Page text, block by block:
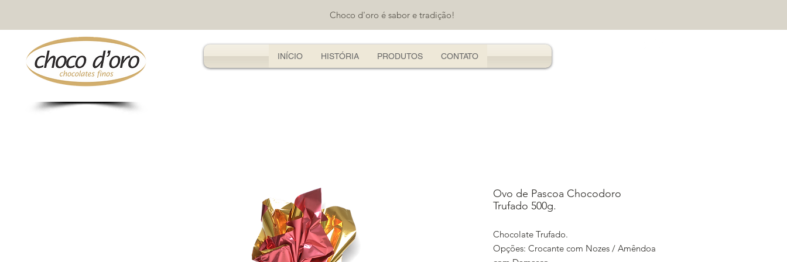
Choco d'oro é sabor e tradição!
INÍCIO HISTÓRIA PRODUTOS CONTATO
Ovo de Pascoa Chocodoro
Trufado 500g.
Chocolate Trufado.
Opções: Crocante com Nozes / Amêndoa